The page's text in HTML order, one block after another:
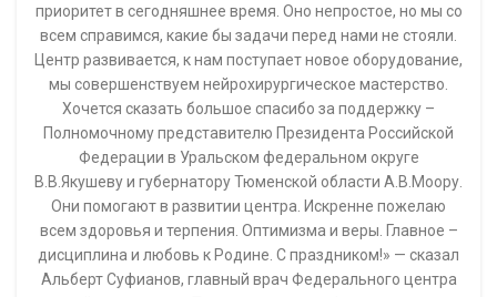
приоритет в сегодняшнее время. Оно непростое, но мы со
всем справимся, какие бы задачи перед нами не стояли.
Центр развивается, к нам поступает новое оборудование,
мы совершенствуем нейрохирургическое мастерство.
Хочется сказать большое спасибо за поддержку –
Полномочному представителю Президента Российской
Федерации в Уральском федеральном округе
В.В.Якушеву и губернатору Тюменской области А.В.Моору.
Они помогают в развитии центра. Искренне пожелаю
всем здоровья и терпения. Оптимизма и веры. Главное –
дисциплина и любовь к Родине. С праздником!» — сказал
Альберт Суфианов, главный врач Федерального центра